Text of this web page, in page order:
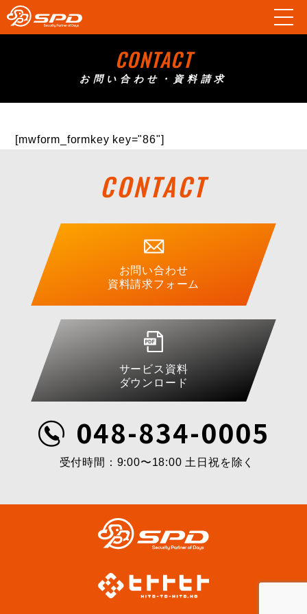
CONTACT
お問い合わせ・資料請求
[mwform_formkey key="86"]
CONTACT
お問い合わせ
資料請求フォーム
サービス資料
ダウンロード
048-834-0005
受付時間：9:00〜18:00 土日祝を除く